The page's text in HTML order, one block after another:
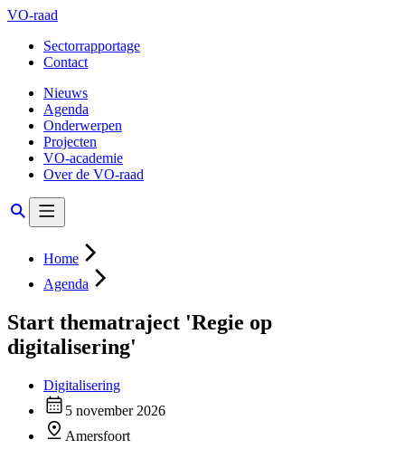
VO-raad
Sectorrapportage
Contact
Nieuws
Agenda
Onderwerpen
Projecten
VO-academie
Over de VO-raad
Home
Agenda
Start thematraject 'Regie op
digitalisering'
Digitalisering
5 november 2026
Amersfoort